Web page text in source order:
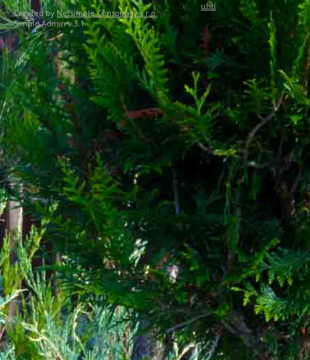
Created by Netsimple Conspiracy s.r.o.
Simple Admin v 3.1
užití